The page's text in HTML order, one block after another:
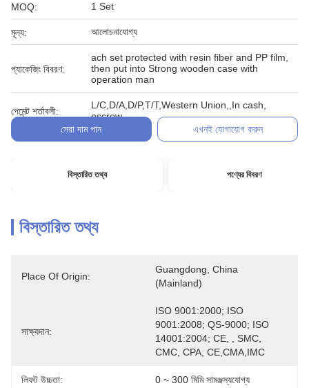
MOQ: 1 Set
মূল্য: আলোচনাযোগ্য
প্যাকেজিং বিবরণ:
ach set protected with resin fiber and PP film,
then put into Strong wooden case with
operation man
পেমেন্ট শর্তাবলী:
L/C,D/A,D/P,T/T,Western Union,,In cash,
escrow
সেরা দাম পান
এখনই যোগাযোগ করুন
বিস্তারিত তথ্য পণ্যের বিবরণ
বিস্তারিত তথ্য
Place Of Origin:
Guangdong, China
(Mainland)
সাক্ষ্যদান:
ISO 9001:2000; ISO
9001:2008; QS-9000; ISO
14001:2004; CE, , SMC,
CMC, CPA, CE,CMA,IMC
লিফট উচ্চতা: 0 ~ 300 মিমি সামঞ্জস্যযোগ্য